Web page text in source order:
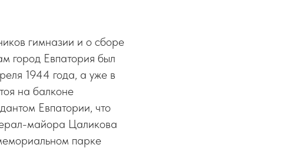
гимназии и о сборе
город Евпатория был
1944 года, а уже в
на балконе
Евпатории, что
майора Цаликова
парке